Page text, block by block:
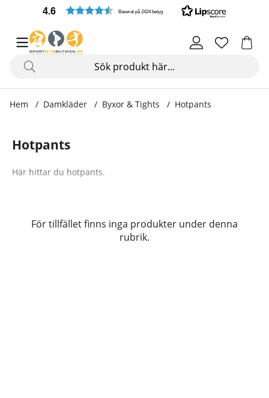
4.6 Baserat på 2424 betyg
Hem Damkläder Byxor & Tights Hotpants
Hotpants
Här hittar du hotpants.
Produkter
För tillfället finns inga produkter under denna
rubrik.